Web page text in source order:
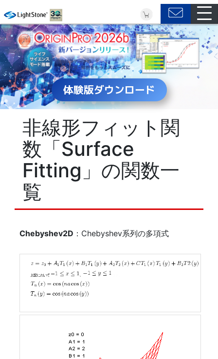
体験版ダウンロード
非線形フィット関
数「Surface
Fitting」の関数一
覧
Chebyshev2D ：Chebyshev系列の多項式